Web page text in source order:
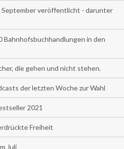
September veröffentlicht - darunter
Bahnhofsbuchhandlungen in den
die gehen und nicht stehen.
der letzten Woche zur Wahl
2021
Freiheit
Juli